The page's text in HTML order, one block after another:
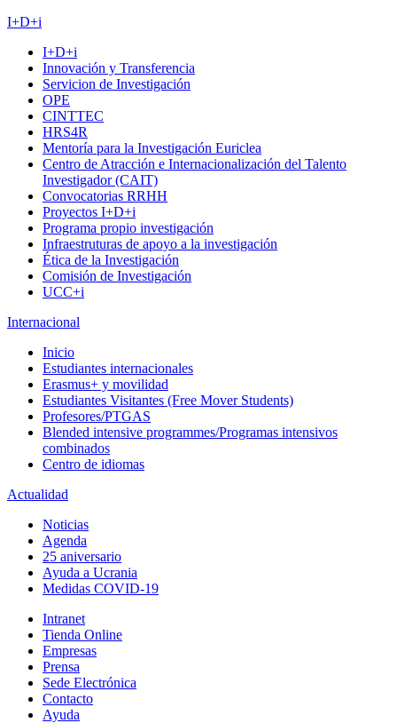
I+D+i
I+D+i
Innovación y Transferencia
Servicion de Investigación
OPE
CINTTEC
HRS4R
Mentoría para la Investigación Euriclea
Centro de Atracción e Internacionalización del Talento
Investigador (CAIT)
Convocatorias RRHH
Proyectos I+D+i
Programa propio investigación
Infraestruturas de apoyo a la investigación
Ética de la Investigación
Comisión de Investigación
UCC+i
Internacional
Inicio
Estudiantes internacionales
Erasmus+ y movilidad
Estudiantes Visitantes (Free Mover Students)
Profesores/PTGAS
Blended intensive programmes/Programas intensivos
combinados
Centro de idiomas
Actualidad
Noticias
Agenda
25 aniversario
Ayuda a Ucrania
Medidas COVID-19
Intranet
Tienda Online
Empresas
Prensa
Sede Electrónica
Contacto
Ayuda